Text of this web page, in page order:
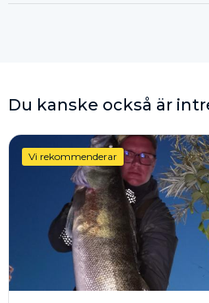
Du kanske också är
Vi rekommenderar